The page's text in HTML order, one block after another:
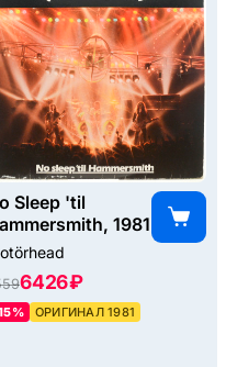
Sleep 'til
1981
6426 ₽
ОРИГИНАЛ 1981